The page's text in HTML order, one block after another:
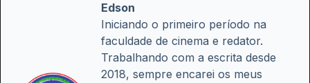
Edson
Iniciando o primeiro período na
faculdade de cinema e redator.
Trabalhando com a escrita desde
2018, sempre encarei os meus